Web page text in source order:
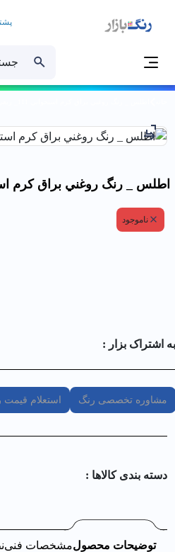
اطلس _ رنگ روغني براق كرم استخواني
ناموجود
به اشتراک بزار :
مشاوره تخصصی رنگ استعلام قیمت
دسته بندی کالا‌ها :
توضیحات محصولمشخصات فنی